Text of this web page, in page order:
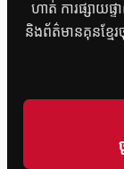
ហាត់ ការផ្សាយផ្
និងព័ត៌មានគុនខ្ម